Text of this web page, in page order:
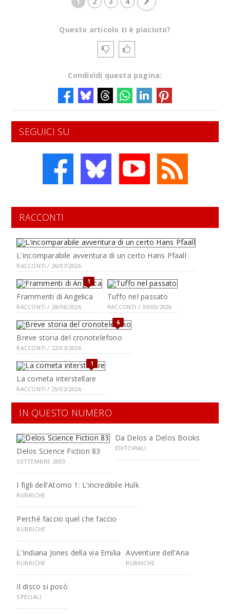
Questo articolo ti è piaciuto?
Condividi questa pagina:
SEGUICI SU
RACCONTI
L'incomparabile avventura di un certo Hans Pfaall
RACCONTI / 26/07/2026
1
Frammenti di Angelica
RACCONTI / 28/06/2026
Tuffo nel passato
RACCONTI / 30/05/2026
6
Breve storia del cronotelefono
RACCONTI / 22/03/2026
1
La cometa interstellare
RACCONTI / 25/02/2026
IN QUESTO NUMERO
Delos Science Fiction 83
SETTEMBRE 2003
Da Delos a Delos Books
EDITORIALI
I figli dell'Atomo 1: L'incredibile Hulk
RUBRICHE
Perché faccio quel che faccio
RUBRICHE
L'Indiana Jones della via Emilia
RUBRICHE
Avventure dell'Aria
RUBRICHE
Il disco si posò
SPECIALI